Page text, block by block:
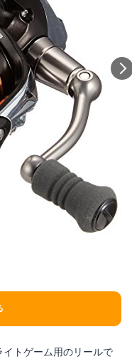
トゲーム用のリールで